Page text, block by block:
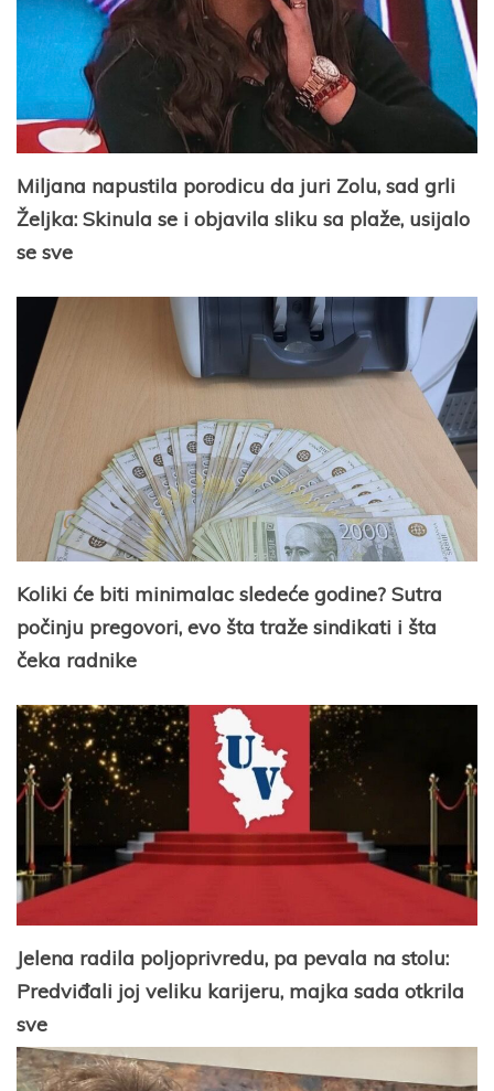
Miljana napustila porodicu da juri Zolu, sad grli
Željka: Skinula se i objavila sliku sa plaže, usijalo
se sve
Koliki će biti minimalac sledeće godine? Sutra
počinju pregovori, evo šta traže sindikati i šta
čeka radnike
Jelena radila poljoprivredu, pa pevala na stolu:
Predviđali joj veliku karijeru, majka sada otkrila
sve